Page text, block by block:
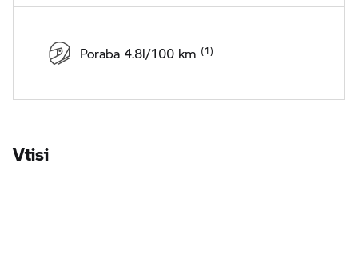
Poraba 4.8l/100 km
Vtisi